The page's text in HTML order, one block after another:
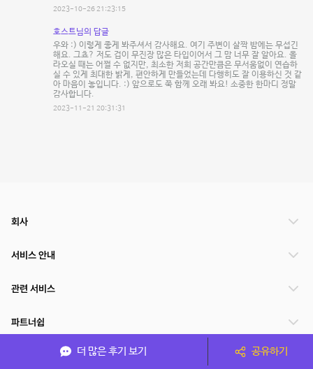
2023-10-26 21:23:15
호스트님의 답글
우와 :) 이렇게 좋게 봐주셔서 감사해요. 여기 주변이 살짝 밤에는 무섭긴
해요. 그쵸? 저도 겁이 무진장 많은 타입이어서 그 맘 너무 잘 알아요. 올
라오실 때는 어쩔 수 없지만, 최소한 저희 공간만큼은 무서움없이 연습하
실 수 있게 최대한 밝게, 편안하게 만들었는데 다행히도 잘 이용하신 것 같
아 마음이 놓입니다. :) 앞으로도 쭉 함께 오래 봐요! 소중한 한마디 정말
감사합니다.
2023-11-21 20:31:31
더 많은 후기 보기 공유하기
회사
서비스 안내
관련 서비스
파트너쉽
서비스 제공 국가